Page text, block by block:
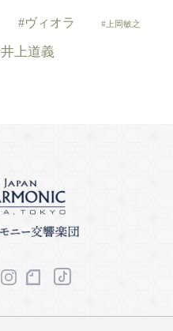
ヴィオラ 上岡敏之
井上道義